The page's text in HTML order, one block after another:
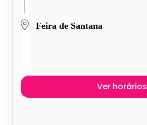
Feira de Santana
Ver horários